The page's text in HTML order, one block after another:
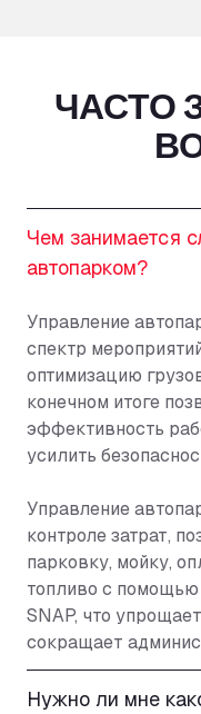
ЧАСТО
Чем занимается
автопарком?
Управление
спектр
оптимизацию
конечном итоге
эффективность
усилить
Управление
контроле затрат,
парковку, мойку,
топливо с
SNAP, что
сокращает
Нужно ли мне